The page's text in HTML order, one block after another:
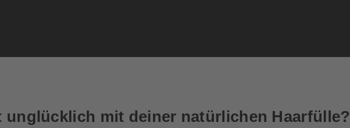
unglücklich mit deiner natürlichen Haarfülle?